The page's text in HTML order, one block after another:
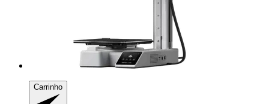
Carrinho